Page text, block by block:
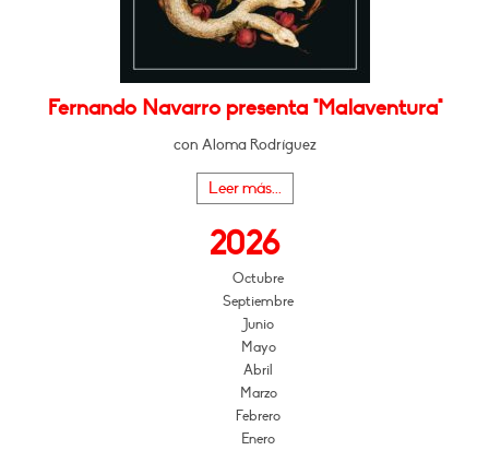
Fernando Navarro presenta "Malaventura"
con Aloma Rodríguez
Leer más...
2026
Octubre
Septiembre
Junio
Mayo
Abril
Marzo
Febrero
Enero